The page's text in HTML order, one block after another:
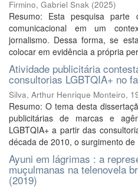
Firmino, Gabriel Snak (2025)
Resumo: Esta pesquisa parte
comunicacional em um
jornalismo. Dessa forma, se
colocar em evidência a própria
Atividade publicitária
consultorias LGBTQIA+ no
Silva, Arthur Henrique Monteiro,
Resumo: O tema desta
publicitárias de marcas e
LGBTQIA+ a partir das
década de 2010, o surgimento de
Ayuni em lágrimas : a
muçulmanas na telenovela
(2019)